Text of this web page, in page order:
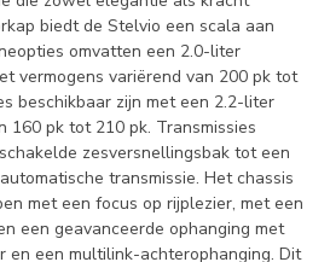
biedt de Stelvio een scala aan
omvatten een 2.0-liter
vermogens variërend van 200 pk tot
beschikbaar zijn met een 2.2-liter
160 pk tot 210 pk. Transmissies
zesversnellingsbak tot een
transmissie. Het chassis
met een focus op rijplezier, met een
een geavanceerde ophanging met
en een multilink-achterophanging. Dit